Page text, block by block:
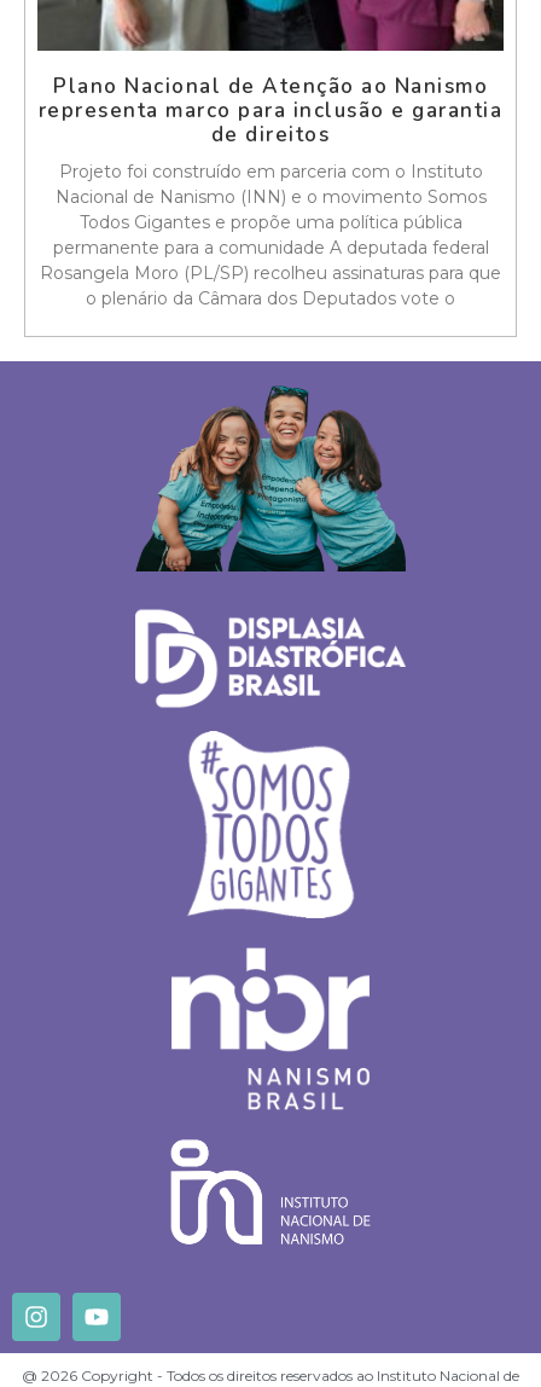
Plano Nacional de Atenção ao Nanismo
representa marco para inclusão e garantia
de direitos
Projeto foi construído em parceria com o Instituto
Nacional de Nanismo (INN) e o movimento Somos
Todos Gigantes e propõe uma política pública
permanente para a comunidade A deputada federal
Rosangela Moro (PL/SP) recolheu assinaturas para que
o plenário da Câmara dos Deputados vote o
@ 2026 Copyright - Todos os direitos reservados ao Instituto Nacional de